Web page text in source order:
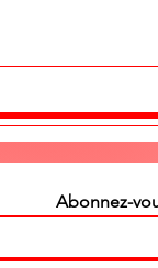
Abonnez-